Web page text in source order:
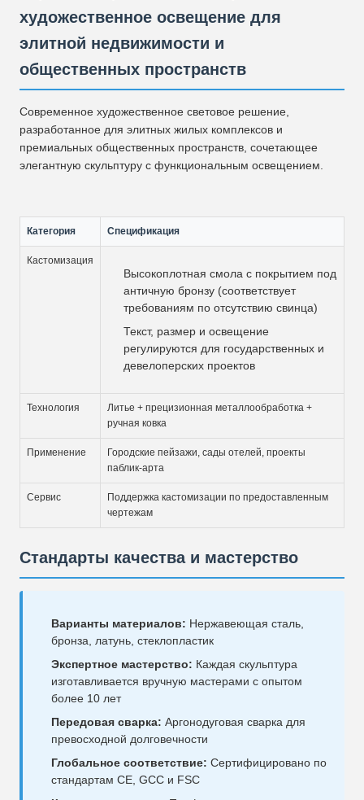
художественное освещение для
элитной недвижимости и
общественных пространств
Современное художественное световое решение,
разработанное для элитных жилых комплексов и
премиальных общественных пространств, сочетающее
элегантную скульптуру с функциональным освещением.
Категория Спецификация
Кастомизация
Высокоплотная смола с покрытием под
античную бронзу (соответствует
требованиям по отсутствию свинца)
Текст, размер и освещение
регулируются для государственных и
девелоперских проектов
Технология
Литье + прецизионная металлообработка +
ручная ковка
Применение
Городские пейзажи, сады отелей, проекты
паблик-арта
Сервис
Поддержка кастомизации по предоставленным
чертежам
Стандарты качества и мастерство
Варианты материалов: Нержавеющая сталь,
бронза, латунь, стеклопластик
Экспертное мастерство: Каждая скульптура
изготавливается вручную мастерами с опытом
более 10 лет
Передовая сварка: Аргонодуговая сварка для
превосходной долговечности
Глобальное соответствие: Сертифицировано по
стандартам CE, GCC и FSC